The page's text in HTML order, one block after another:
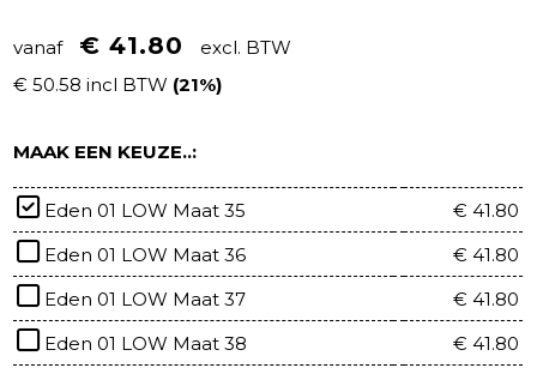
vanaf € 41.80
excl. BTW
€ 50.58 incl BTW (21%)
MAAK EEN KEUZE..:
Eden 01 LOW Maat 35
€ 41.80
Eden 01 LOW Maat 36
€ 41.80
Eden 01 LOW Maat 37
€ 41.80
Eden 01 LOW Maat 38
€ 41.80